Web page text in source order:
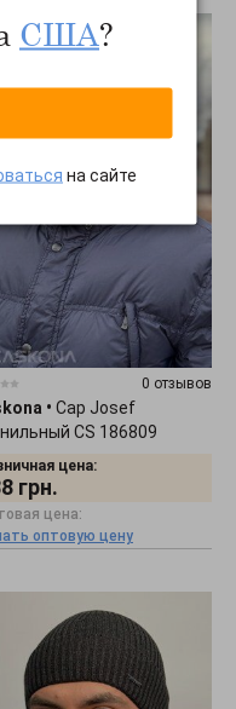
0 отзывов
• Cap Josef
CS 186809
цена:
грн.
цена:
оптовую цену
США?
на сайте